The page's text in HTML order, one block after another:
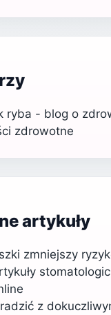
ryba - blog o
zdrowotne
artykuły
zmniejszy
z